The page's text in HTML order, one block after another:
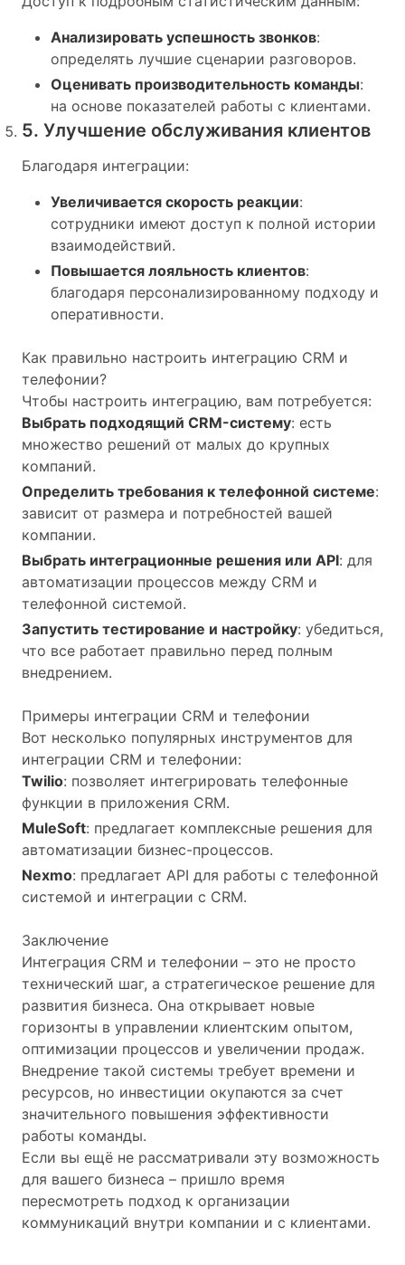
Анализировать успешность звонков:
определять лучшие сценарии разговоров.
Оценивать производительность команды:
на основе показателей работы с клиентами.
5. Улучшение обслуживания клиентов
Благодаря интеграции:
Увеличивается скорость реакции:
сотрудники имеют доступ к полной истории
взаимодействий.
Повышается лояльность клиентов:
благодаря персонализированному подходу и
оперативности.
Как правильно настроить интеграцию CRM и
телефонии?
Чтобы настроить интеграцию, вам потребуется:
Выбрать подходящий CRM-систему: есть
множество решений от малых до крупных
компаний.
Определить требования к телефонной системе:
зависит от размера и потребностей вашей
компании.
Выбрать интеграционные решения или API: для
автоматизации процессов между CRM и
телефонной системой.
Запустить тестирование и настройку: убедиться,
что все работает правильно перед полным
внедрением.
Примеры интеграции CRM и телефонии
Вот несколько популярных инструментов для
интеграции CRM и телефонии:
Twilio: позволяет интегрировать телефонные
функции в приложения CRM.
MuleSoft: предлагает комплексные решения для
автоматизации бизнес-процессов.
Nexmo: предлагает API для работы с телефонной
системой и интеграции с CRM.
Заключение
Интеграция CRM и телефонии – это не просто
технический шаг, а стратегическое решение для
развития бизнеса. Она открывает новые
горизонты в управлении клиентским опытом,
оптимизации процессов и увеличении продаж.
Внедрение такой системы требует времени и
ресурсов, но инвестиции окупаются за счет
значительного повышения эффективности
работы команды.
Если вы ещё не рассматривали эту возможность
для вашего бизнеса – пришло время
пересмотреть подход к организации
коммуникаций внутри компании и с клиентами.